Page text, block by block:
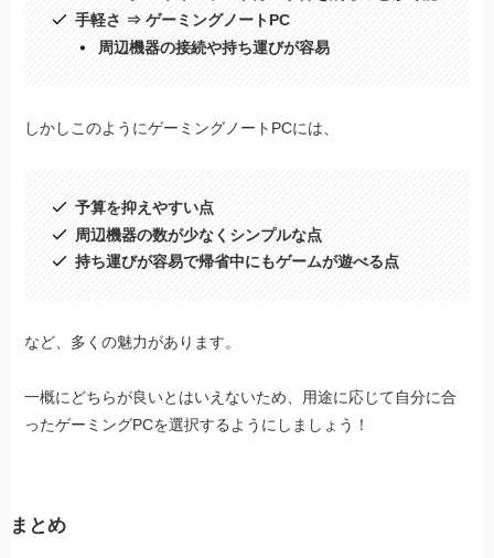
手軽さ ⇒ ゲーミングノートPC
周辺機器の接続や持ち運びが容易
しかしこのようにゲーミングノートPCには、
予算を抑えやすい点
周辺機器の数が少なくシンプルな点
持ち運びが容易で帰省中にもゲームが遊べる点
など、多くの魅力があります。
一概にどちらが良いとはいえないため、用途に応じて自分に合
ったゲーミングPCを選択するようにしましょう！
まとめ